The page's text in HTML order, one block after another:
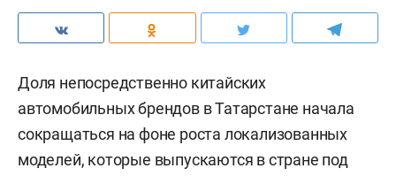
Доля непосредственно китайских
автомобильных брендов в Татарстане начала
сокращаться на фоне роста локализованных
моделей, которые выпускаются в стране под